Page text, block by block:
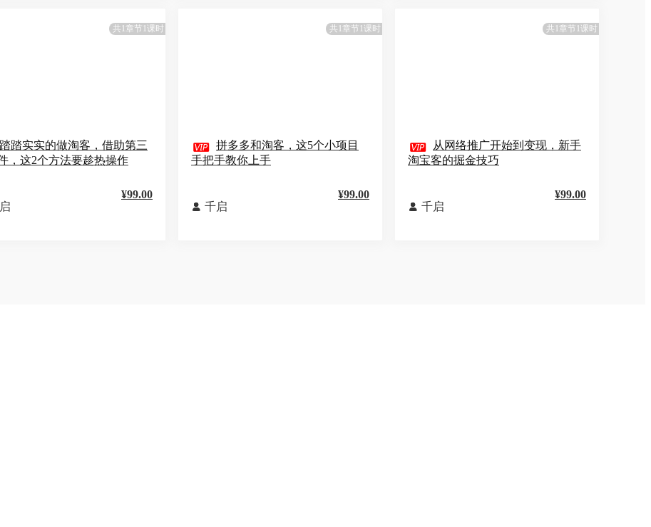
共1章节1课时
踏踏实实的做淘客，借助第三
，这2个方法要趁热操作
¥99.00
共1章节1课时
 拼多多和淘客，这5个小项目
手把手教你上手
 千启
¥99.00
共1章节1课时

从网络推广开始到变现，新手
淘宝客的掘金技巧
 千启
¥99.00